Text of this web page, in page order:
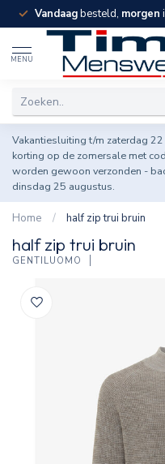
Vandaagbesteld, morgen
MENU
Vakantiesluiting t/m zaterdag
korting op de zomersale met
worden gewoon verzonden -
dinsdag 25 augustus.
Home / half zip trui bruin
half zip trui bruin
GENTILUOMO